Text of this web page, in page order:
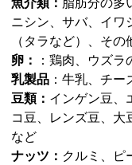
魚介類： 脂肪分の多
ニシン、サバ、イワ
（タラなど）、その
卵：
：鶏肉、ウズラ
乳製品 ：牛乳、チー
豆類： インゲン豆、
コ豆、レンズ豆、大
など
ナッツ： クルミ、ピ